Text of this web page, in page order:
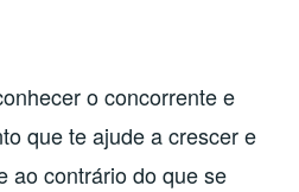
o concorrente e
que te ajude a crescer e
ao contrário do que se